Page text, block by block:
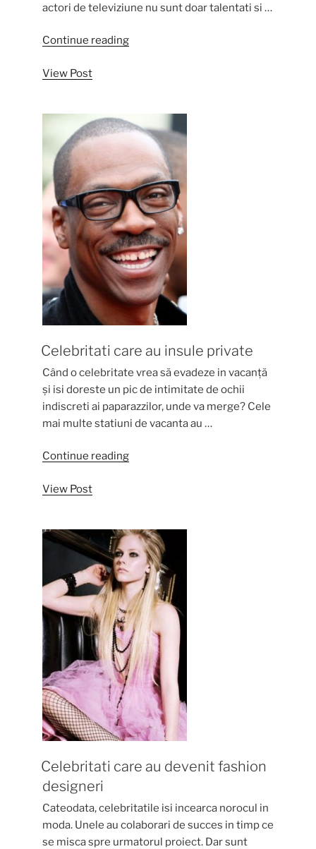
actori de televiziune nu sunt doar talentati si …
Continue reading“Cei
2012”
View Post
Celebritati care au insule private
Când o celebritate vrea să evadeze in vacanță
și isi doreste un pic de intimitate de ochii
indiscreti ai paparazzilor, unde va merge? Cele
mai multe statiuni de vacanta au …
Continue reading“Celebritati
View Post
Celebritati care au devenit fashion
designeri
Cateodata, celebritatile isi incearca norocul in
moda. Unele au colaborari de succes in timp ce
se misca spre urmatorul proiect. Dar sunt